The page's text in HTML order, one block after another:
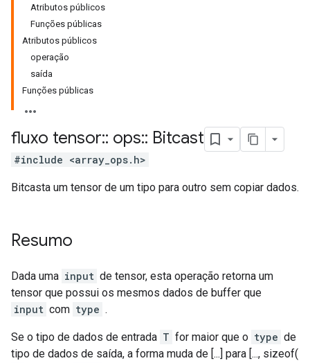
Atributos públicos
Funções públicas
Atributos públicos
operação
saída
Funções públicas
fluxo tensor:: ops:: Bitcast
#include <array_ops.h>
Bitcasta um tensor de um tipo para outro sem copiar dados.
Resumo
Dada uma input de tensor, esta operação retorna um
tensor que possui os mesmos dados de buffer que
input com type .
Se o tipo de dados de entrada T for maior que o type de
tipo de dados de saída, a forma muda de [...] para [..., sizeof(